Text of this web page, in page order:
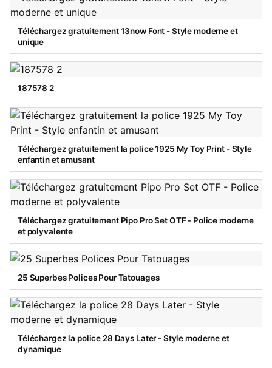
Téléchargez gratuitement 13now Font - Style moderne et
unique
187578 2
Téléchargez gratuitement la police 1925 My Toy Print - Style
enfantin et amusant
Téléchargez gratuitement Pipo Pro Set OTF - Police moderne
et polyvalente
25 Superbes Polices Pour Tatouages
Téléchargez la police 28 Days Later - Style moderne et
dynamique